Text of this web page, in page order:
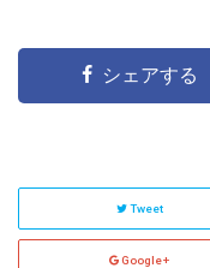
シェアする
Tweet
Google+